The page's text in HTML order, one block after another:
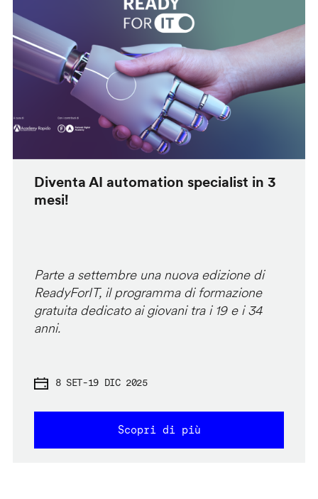
Diventa AI automation specialist in 3
mesi!
Parte a settembre una nuova edizione di
ReadyForIT, il programma di formazione
gratuita dedicato ai giovani tra i 19 e i 34
anni.
8 SET-19 DIC 2025
Scopri di più